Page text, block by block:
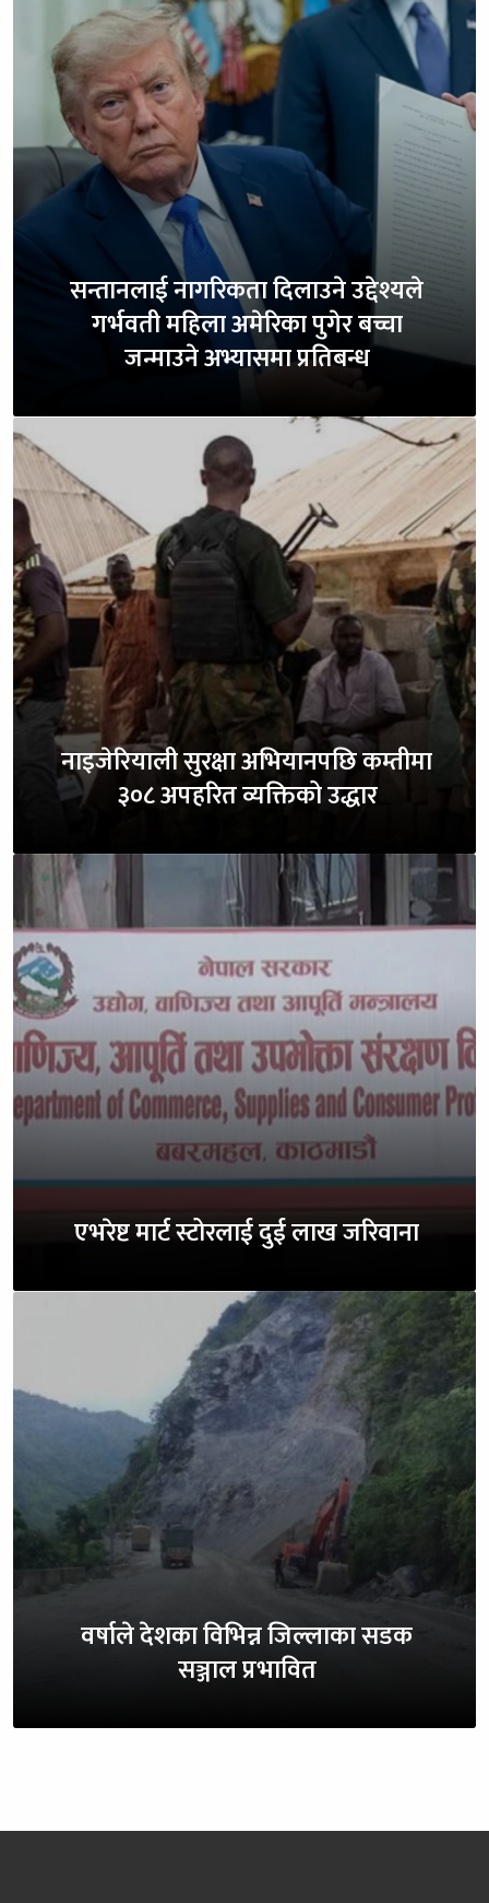
सन्तानलाई नागरिकता दिलाउने उद्देश्यले
गर्भवती महिला अमेरिका पुगेर बच्चा
जन्माउने अभ्यासमा प्रतिबन्ध
नाइजेरियाली सुरक्षा अभियानपछि कम्तीमा
३०८ अपहरित व्यक्तिको उद्धार
एभरेष्ट मार्ट स्टोरलाई दुई लाख जरिवाना
वर्षाले देशका विभिन्न जिल्लाका सडक
सञ्जाल प्रभावित